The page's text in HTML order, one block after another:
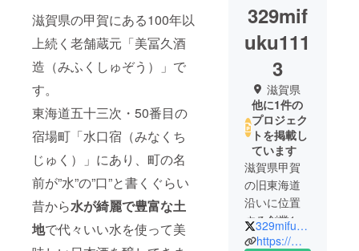
滋賀県の甲賀にある100年以
上続く老舗蔵元「美冨久酒
造（みふくしゅぞう）」で
す。
東海道五十三次・50番目の
宿場町「水口宿（みなくち
じゅく）」にあり、町の名
前が”水”の”口”と書くぐらい
昔から水が綺麗で豊富な土
地で代々いい水を使って美
329mif
uku111
3
滋賀県
他に1件の
プロジェク
トを掲載し
ています
滋賀県甲賀
の旧東海道
沿いに位置
する創業100
年以上のの
329mifuku1113
https://mifuku.co.jp